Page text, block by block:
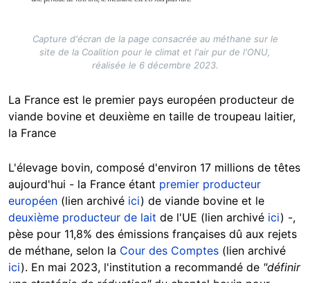
Capture d'écran de la page consacrée au méthane sur le
site de la Coalition pour le climat et l'air pur de l'ONU,
réalisée le 6 décembre 2023.
La France est le premier pays européen producteur de
viande bovine et deuxième en taille de troupeau laitier,
la France
L'élevage bovin, composé d'environ 17 millions de têtes
aujourd'hui - la France étant premier producteur
européen (lien archivé ici) de viande bovine et le
deuxième producteur de lait de l'UE (lien archivé ici) -,
pèse pour 11,8% des émissions françaises dû aux rejets
de méthane, selon la Cour des Comptes (lien archivé
ici). En mai 2023, l'institution a recommandé de "définir